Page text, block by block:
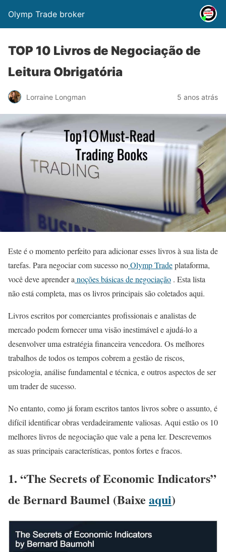
Olymp Trade broker
TOP 10 Livros de Negociação de
Leitura Obrigatória
Lorraine Longman 5 anos atrás
Este é o momento perfeito para adicionar esses livros à sua lista de
tarefas. Para negociar com sucesso noOlymp Tradeplataforma,
você deve aprender a noções básicas de negociação . Esta lista
não está completa, mas os livros principais são coletados aqui.
Livros escritos por comerciantes profissionais e analistas de
mercado podem fornecer uma visão inestimável e ajudá-lo a
desenvolver uma estratégia financeira vencedora. Os melhores
trabalhos de todos os tempos cobrem a gestão de riscos,
psicologia, análise fundamental e técnica, e outros aspectos de ser
um trader de sucesso.
No entanto, como já foram escritos tantos livros sobre o assunto, é
difícil identificar obras verdadeiramente valiosas. Aqui estão os 10
melhores livros de negociação que vale a pena ler. Descrevemos
as suas principais características, pontos fortes e fracos.
1. “The Secrets of Economic Indicators”
de Bernard Baumel (Baixe aqui)